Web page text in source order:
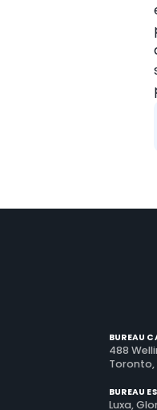
BUREAU
488
Toronto,
BUREAU
Luxa,